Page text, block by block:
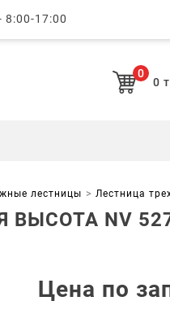
8:00-17:00
0
0
лестницы Лестница
ВЫСОТА NV
Цена по